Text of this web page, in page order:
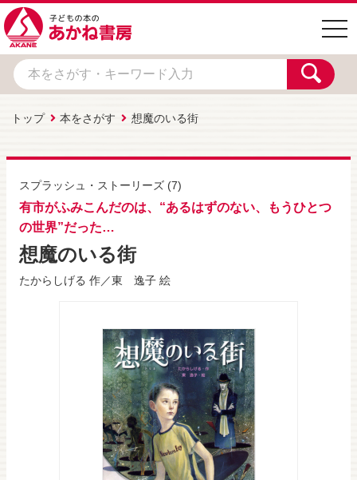
トップ 本をさがす 想魔のいる街
スプラッシュ・ストーリーズ (7)
有市がふみこんだのは、“あるはずのない、もうひとつ
の世界”だった…
想魔のいる街
たからしげる 作／東 逸子 絵